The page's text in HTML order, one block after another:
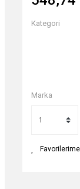
Kategori
Marka